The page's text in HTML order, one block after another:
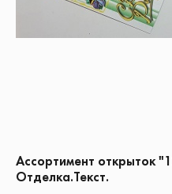
Ассортимент открыток
Отделка.Текст.